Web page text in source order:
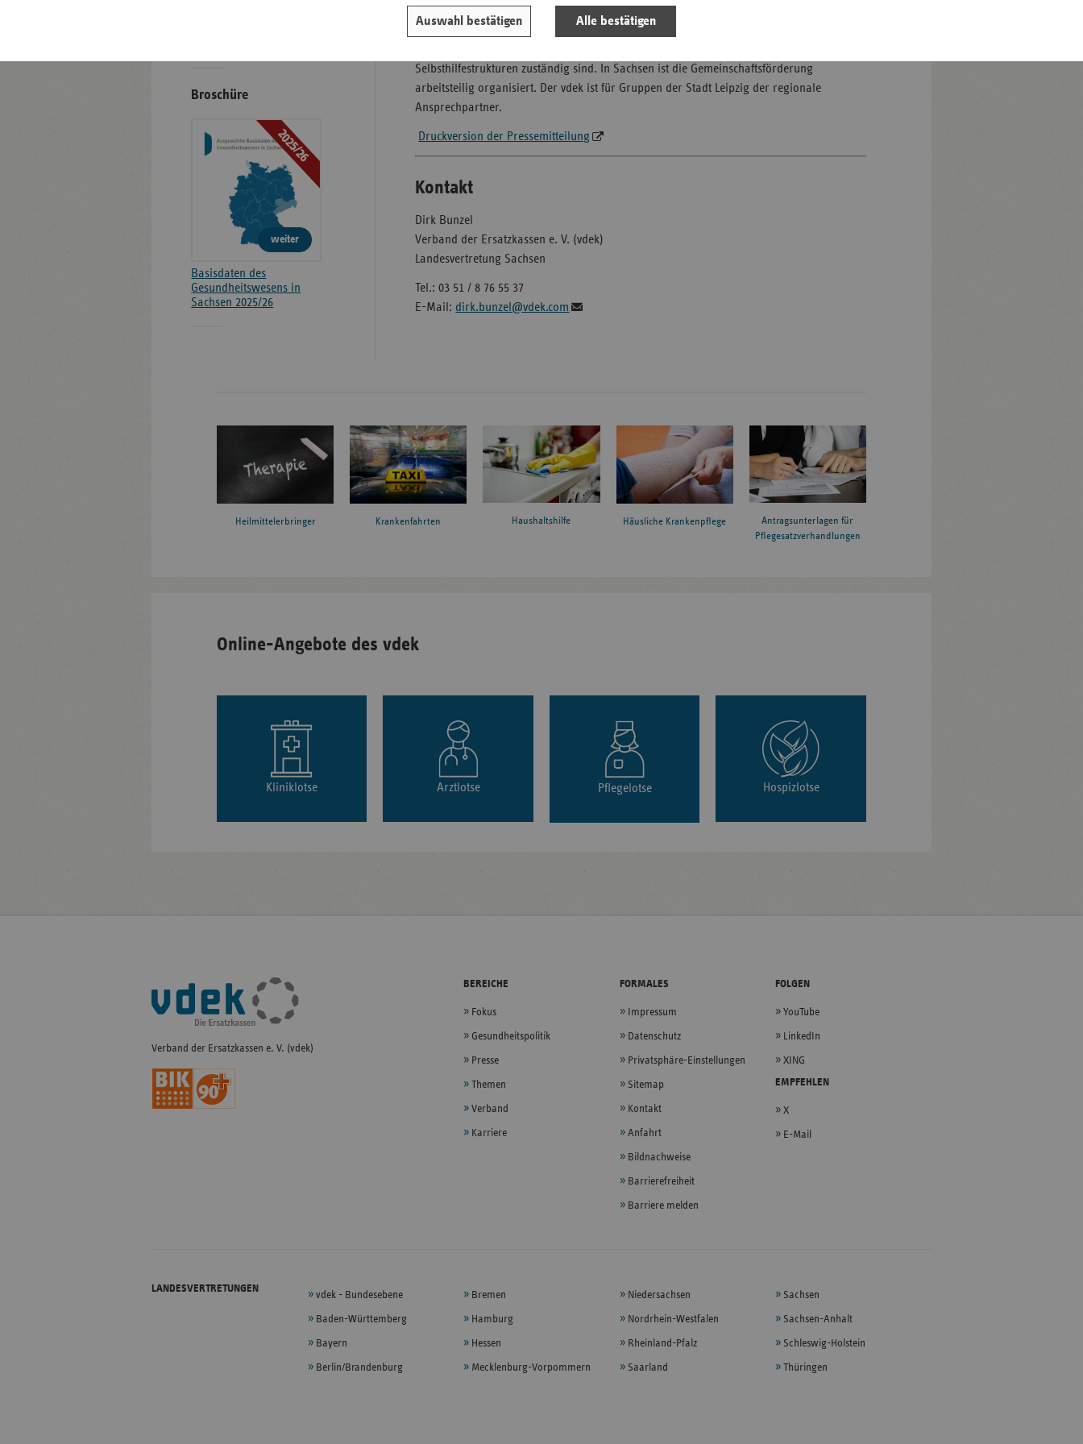
Auswahl bestätigen Alle bestätigen
Sachsen
Sachsen-
Die Gemeinschaftsförderung Selbsthilfe ist ein Zusammenschluss der
Selbsthilfestrukturen zuständig sind. In Sachsen ist die Gemeinschaftsförderung
arbeitsteilig organisiert. Der vdek ist für Gruppen der Stadt Leipzig der regionale
Ansprechpartner.
Druckversion der Pressemitteilung
Kontakt
Dirk Bunzel
Verband der Ersatzkassen e. V. (vdek)
Landesvertretung Sachsen
Tel.: 03 51 / 8 76 55 37
E-Mail: dirk.bunzel@vdek.com
Broschüre
2025/26
weiter
Basisdaten des
Gesundheitswesens in
Sachsen 2025/26
Heilmittelerbringer Krankenfahrten Haushaltshilfe Häusliche Krankenpflege
Antragsunterlagen für
Pflegesatzverhandlungen
Online-Angebote des vdek
Kliniklotse Arztlotse Pflegelotse Hospizlotse
Fußleisten-
Navigation
Verband der Ersatzkassen e. V. (vdek)
BEREICHE
Fokus
Gesundheitspolitik
Presse
Themen
Verband
Karriere
FORMALES
Impressum
Datenschutz
Privatsphäre-Einstellungen
Sitemap
Kontakt
Anfahrt
Bildnachweise
Barrierefreiheit
Barriere melden
FOLGEN
YouTube
LinkedIn
XING
EMPFEHLEN
X
E-Mail
LANDESVERTRETUNGEN
vdek - Bundesebene
Baden-Württemberg
Bayern
Berlin/Brandenburg
Bremen
Hamburg
Hessen
Mecklenburg-Vorpommern
Niedersachsen
Nordrhein-Westfalen
Rheinland-Pfalz
Saarland
Sachsen
Sachsen-Anhalt
Schleswig-Holstein
Thüringen